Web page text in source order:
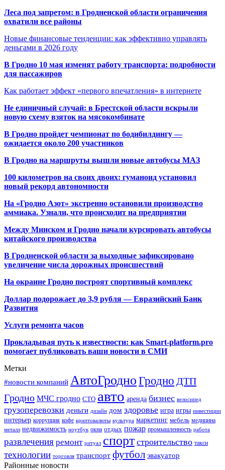
Леса под запретом: в Гродненской области ограничения
охватили все районы
Новые финансовые тенденции: как эффективно управлять
деньгами в 2026 году
В Гродно 10 мая изменят работу транспорта: подробности
для пассажиров
Как работает эффект «первого впечатления» в интернете
Не единичный случай: в Брестской области вскрыли
новую схему взяток на мясокомбинате
В Гродно пройдет чемпионат по бодибилдингу —
ожидается около 200 участников
В Гродно на маршруты вышли новые автобусы МАЗ
100 километров на своих двоих: гуманоид установил
новый рекорд автономности
На «Гродно Азот» экстренно остановили производство
аммиака. Узнали, что происходит на предприятии
Между Минском и Гродно начали курсировать автобусы
китайского производства
В Гродненской области за выходные зафиксировано
увеличение числа дорожных происшествий
На окраине Гродно построят спортивный комплекс
Доллар подорожает до 3,9 рубля — Евразийский Банк
Развития
Услуги ремонта часов
Прокладывая путь к известности: как Smart-platform.pro
помогает публиковать ваши новости в СМИ
Метки
#новости компаний АвтоГродноГродно ДТП
Гродно МЧС гродно СТО авто аренда бизнес велосипед
грузоперевозки деньги дизайн дом здоровье игра игры инвестиции
интерьер коррупция кофе криптовалюты культура маркетинг мебель медицина
металл недвижимость ноутбук окна отдых пожар промышленность работа
развлечения ремонт ритуал спорт строительство такси
технологии торговля транспорт футбол эвакуатор
Районные новости